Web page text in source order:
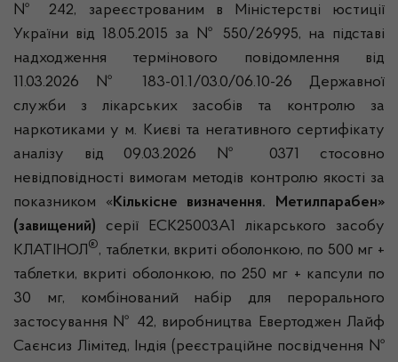
№ 242, зареєстрованим в Міністерстві юстиції
України від 18.05.2015 за № 550/26995, на підставі
надходження термінового повідомлення від
11.03.2026 № 183-01.1/03.0/06.10-26 Державної
служби з лікарських засобів та контролю за
наркотиками у м. Києві та негативного сертифікату
аналізу від 09.03.2026 № 0371 стосовно
невідповідності вимогам методів контролю якості за
показником «Кількісне визначення. Метилпарабен»
(завищений) серії ЕСК25003А1 лікарського засобу
КЛАТІНОЛ®, таблетки, вкриті оболонкою, по 500 мг +
таблетки, вкриті оболонкою, по 250 мг + капсули по
30 мг, комбінований набір для перорального
застосування № 42, виробництва Евертоджен Лайф
Саєнсиз Лімітед, Індія (реєстраційне посвідчення №